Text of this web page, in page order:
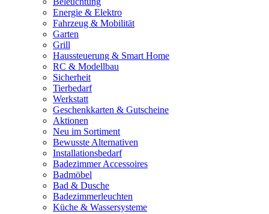
Energie & Elektro
Fahrzeug & Mobilität
Garten
Grill
Haussteuerung & Smart Home
RC & Modellbau
Sicherheit
Tierbedarf
Werkstatt
Geschenkkarten & Gutscheine
Aktionen
Neu im Sortiment
Bewusste Alternativen
Installationsbedarf
Badezimmer Accessoires
Badmöbel
Bad & Dusche
Badezimmerleuchten
Küche & Wassersysteme